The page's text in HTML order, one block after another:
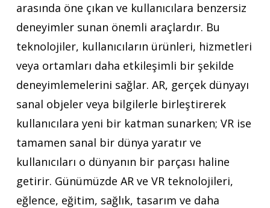
arasında öne çıkan ve kullanıcılara benzersiz
deneyimler sunan önemli araçlardır. Bu
teknolojiler, kullanıcıların ürünleri, hizmetleri
veya ortamları daha etkileşimli bir şekilde
deneyimlemelerini sağlar. AR, gerçek dünyayı
sanal objeler veya bilgilerle birleştirerek
kullanıcılara yeni bir katman sunarken; VR ise
tamamen sanal bir dünya yaratır ve
kullanıcıları o dünyanın bir parçası haline
getirir. Günümüzde AR ve VR teknolojileri,
eğlence, eğitim, sağlık, tasarım ve daha